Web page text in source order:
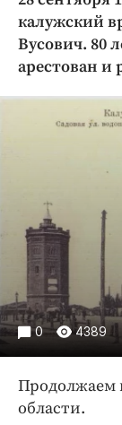
Криминал
Спорт
Блоги
Издания
калужский
Вусович. 80
арестован и
0 4389
Продолжаем
области.